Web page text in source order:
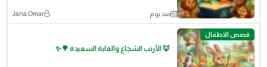
منذ يوم Jana Omar
قصص الاطفال
🦊 الأرنب الشجاع والغابة السعيدة 🌳✨